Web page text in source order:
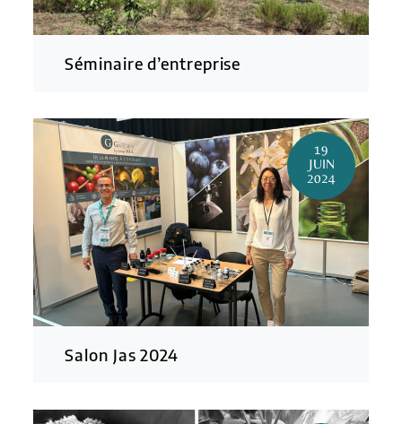
Séminaire d’entreprise
19
JUIN
2024
Salon Jas 2024